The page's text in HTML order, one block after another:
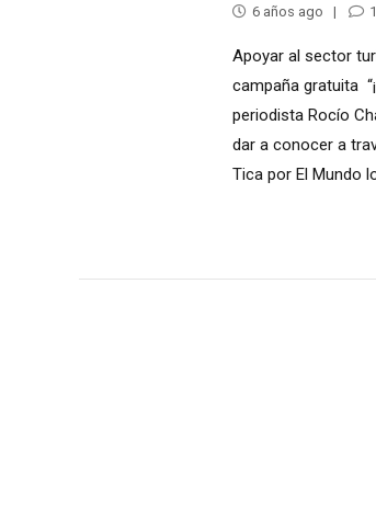
6 años ago 1
Apoyar al sector
campaña gratuita
periodista Rocío
dar a conocer a
Tica por El Mundo